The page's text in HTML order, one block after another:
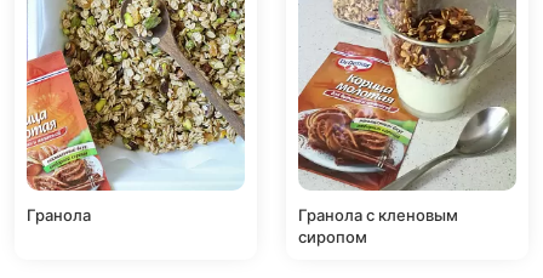
Гранола
Гранола с кленовым
сиропом